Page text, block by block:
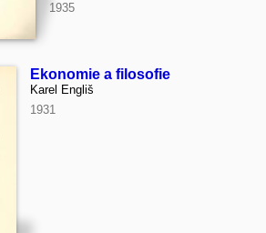
1935
Ekonomie a filosofie
Karel Engliš
1931